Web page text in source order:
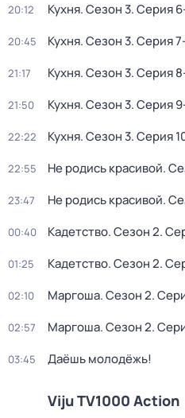
20:12 Кухня. Сезон 3. Серия
20:45 Кухня. Сезон 3. Серия
21:17 Кухня. Сезон 3. Серия
21:50 Кухня. Сезон 3. Серия
22:22 Кухня. Сезон 3. Серия
22:55 Не родись красивой.
23:47 Не родись красивой.
00:40 Кадетство. Сезон 2.
01:25 Кадетство. Сезон 2.
02:10 Маргоша. Сезон 2.
02:57 Маргоша. Сезон 2.
03:45 Даёшь молодёжь!
Viju TV1000 Action